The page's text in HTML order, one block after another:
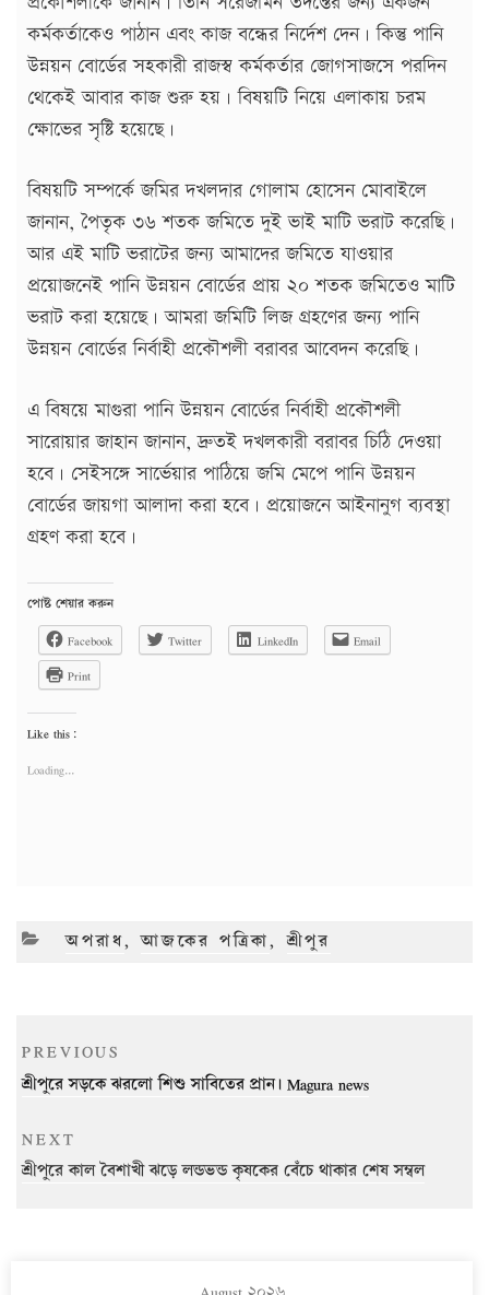
কর্মকর্তাকেও পাঠান এবং কাজ বন্ধের নির্দেশ দেন। কিন্তু পানি
উন্নয়ন বোর্ডের সহকারী রাজস্ব কর্মকর্তার জোগসাজসে পরদিন
থেকেই আবার কাজ শুরু হয়। বিষয়টি নিয়ে এলাকায় চরম
ক্ষোভের সৃষ্টি হয়েছে।
বিষয়টি সম্পর্কে জমির দখলদার গোলাম হোসেন মোবাইলে
জানান, পৈতৃক ৩৬ শতক জমিতে দুই ভাই মাটি ভরাট করেছি।
আর এই মাটি ভরাটের জন্য আমাদের জমিতে যাওয়ার
প্রয়োজনেই পানি উন্নয়ন বোর্ডের প্রায় ২০ শতক জমিতেও মাটি
ভরাট করা হয়েছে। আমরা জমিটি লিজ গ্রহণের জন্য পানি
উন্নয়ন বোর্ডের নির্বাহী প্রকৌশলী বরাবর আবেদন করেছি।
এ বিষয়ে মাগুরা পানি উন্নয়ন বোর্ডের নির্বাহী প্রকৌশলী
সারোয়ার জাহান জানান, দ্রুতই দখলকারী বরাবর চিঠি দেওয়া
হবে। সেইসঙ্গে সার্ভেয়ার পাঠিয়ে জমি মেপে পানি উন্নয়ন
বোর্ডের জায়গা আলাদা করা হবে। প্রয়োজনে আইনানুগ ব্যবস্থা
গ্রহণ করা হবে।
পোষ্ট শেয়ার করুন
Facebook
Twitter LinkedIn
Email
Print
Like this:
Loading...
CATEGORIES
অপরাধ,আজকের পত্রিকা,শ্রীপুর
Post
navigation
Previous
Post
PREVIOUS
শ্রীপুরে সড়কে ঝরলো শিশু সাবিতের প্রান। Magura news
Next
Post
NEXT
শ্রীপুরে কাল বৈশাখী ঝড়ে লন্ডভন্ড কৃষকের বেঁচে থাকার শেষ সম্বল